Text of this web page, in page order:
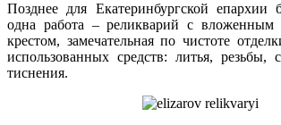
Позднее для Екатеринбургской епархии
одна работа – реликварий с
крестом, замечательная по чистоте
использованных средств: литья, резьбы,
тиснения.